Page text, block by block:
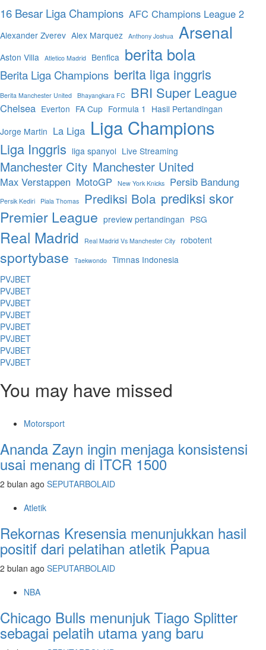
16 Besar Liga Champions AFC Champions League 2
Alexander Zverev Alex Marquez Anthony Joshua Arsenal
Aston Villa Atletico Madrid Benfica berita bola
Berita Liga Champions berita liga inggris
Berita Manchester United Bhayangkara FC BRI Super League
Chelsea Everton FA Cup Formula 1
Hasil Pertandingan
Jorge Martin La Liga Liga Champions
Liga Inggris liga spanyol Live Streaming
Manchester City Manchester United
Max Verstappen MotoGP New York Knicks Persib Bandung
Persik Kediri Piala Thomas Prediksi Bola prediksi skor
Premier League preview pertandingan PSG
Real Madrid Real Madrid Vs Manchester City robotent
sportybase Taekwondo Timnas Indonesia
PVJBET
PVJBET
PVJBET
PVJBET
PVJBET
PVJBET
PVJBET
PVJBET
You may have missed
Motorsport
Ananda Zayn ingin menjaga konsistensi
usai menang di ITCR 1500
2 bulan ago SEPUTARBOLAID
Atletik
Rekornas Kresensia menunjukkan hasil
positif dari pelatihan atletik Papua
2 bulan ago SEPUTARBOLAID
NBA
Chicago Bulls menunjuk Tiago Splitter
sebagai pelatih utama yang baru